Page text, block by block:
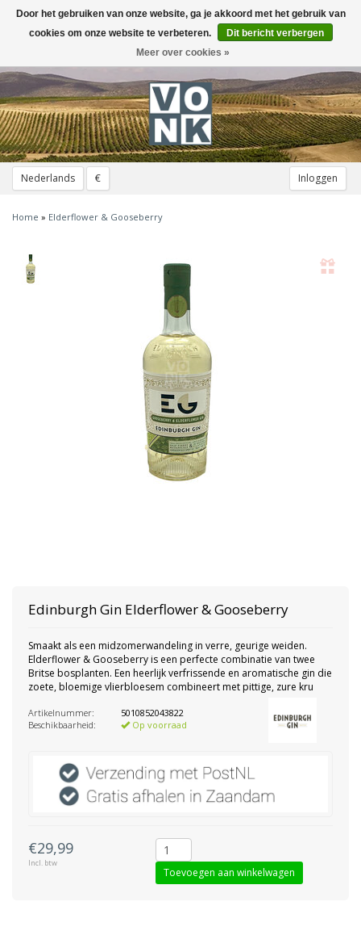
Nederlands € Inloggen
Toggle
navigation
Home » Elderflower & Gooseberry
Edinburgh Gin Elderflower & Gooseberry
Smaakt als een midzomerwandeling in verre, geurige weiden.
Elderflower & Gooseberry is een perfecte combinatie van twee
Britse bosplanten. Een heerlijk verfrissende en aromatische gin die
zoete, bloemige vlierbloesem combineert met pittige, zure kru
Artikelnummer:
5010852043822
Beschikbaarheid:
Op voorraad
€29,99
Incl. btw
Toevoegen aan winkelwagen
Door het gebruiken van onze website, ga je akkoord met het gebruik van
cookies om onze website te verbeteren.
Dit bericht verbergen
Meer over cookies »